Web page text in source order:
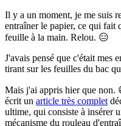
Il y a un moment, je me suis
entraîner le papier, ce qui fait
feuille à la main. Relou. 😑
J'avais pensé que c'était mes
tirant sur les feuilles du bac
Mais j'ai appris hier que non.
écrit un article très complet
ultime, qui consiste à insérer
mécanisme du rouleau